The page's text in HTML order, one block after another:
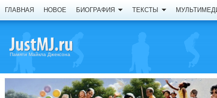
ГЛАВНАЯ НОВОЕ БИОГРАФИЯ ТЕКСТЫ
Памяти Майкла Джексона